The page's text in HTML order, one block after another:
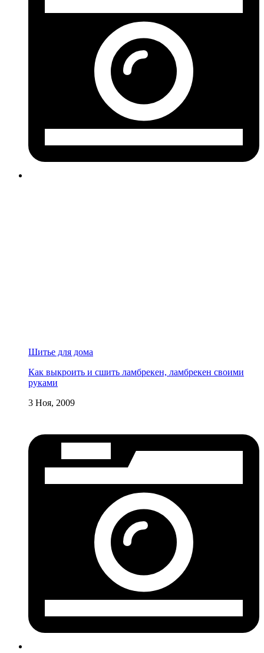
Шитье для дома
Как выкроить и сшить ламбрекен, ламбрекен своими
руками
3 Ноя, 2009